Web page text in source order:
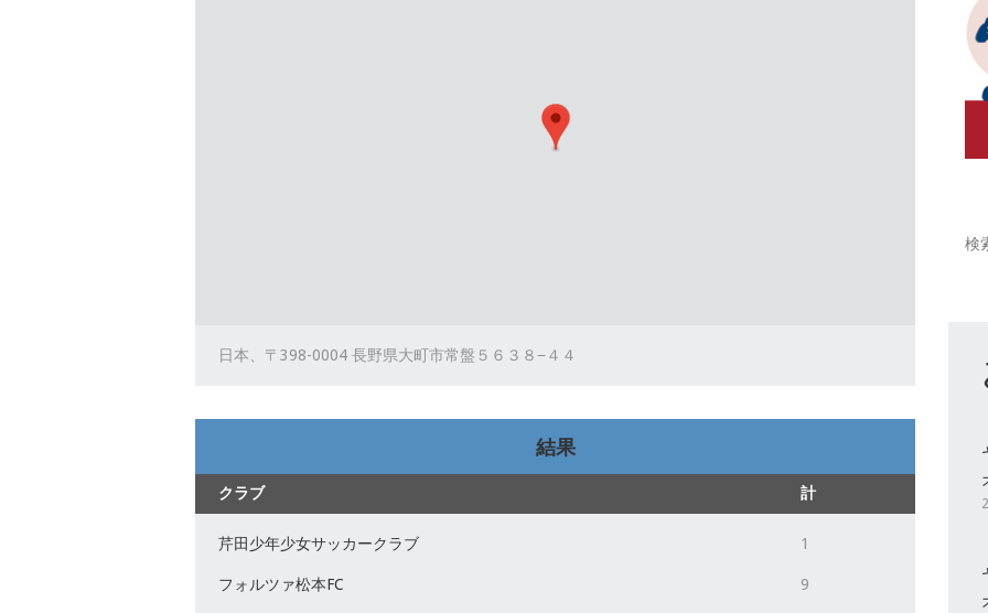
日本、〒398-0004 長野県大町市常盤５６３８−４４
結果
クラブ 計
芹田少年少女サッカークラブ 1
フォルツァ松本FC 9